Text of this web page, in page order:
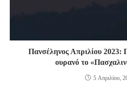
Πανσέληνος Απριλίου 2023:
ουρανό το
5 Απριλίου,